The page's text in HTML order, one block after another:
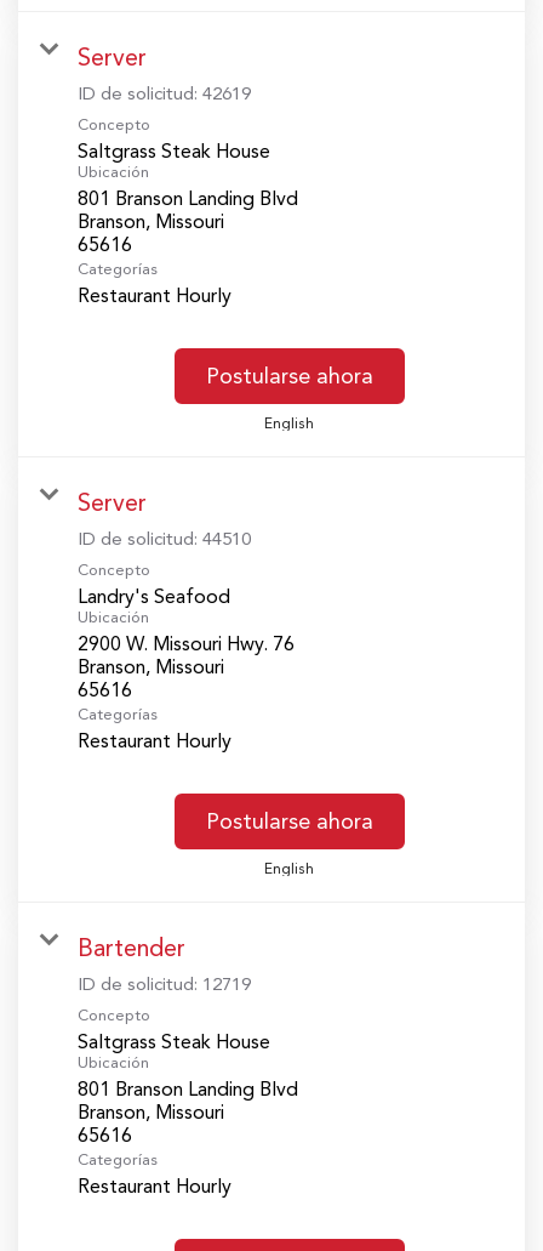
Server
ID de solicitud: 42619
Concepto
Saltgrass Steak House
Ubicación
801 Branson Landing Blvd
Branson, Missouri
Categorías
Restaurant Hourly
Postularse ahora
English
Server
ID de solicitud: 44510
Concepto
Landry's Seafood
Ubicación
2900 W. Missouri Hwy. 76
Branson, Missouri
Categorías
Restaurant Hourly
Postularse ahora
English
Bartender
ID de solicitud: 12719
Concepto
Saltgrass Steak House
Ubicación
801 Branson Landing Blvd
Branson, Missouri
Categorías
Restaurant Hourly